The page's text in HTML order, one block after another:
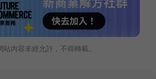
站內容未經允許，不得轉載。